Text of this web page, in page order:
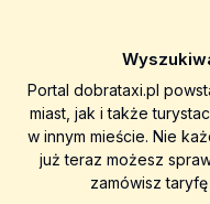
Portal dobrataxi.pl
miast, jak i także
w innym mieście. Nie
już teraz możesz
zamówisz